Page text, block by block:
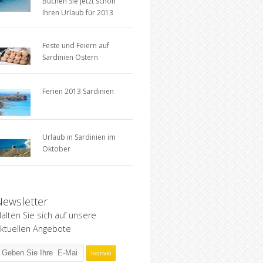
Ihren Urlaub für 2013
Feste und Feiern auf
Sardinien Ostern
Ferien 2013 Sardinien
Urlaub in Sardinien im
Oktober
Sie sich auf unsere
Angebote